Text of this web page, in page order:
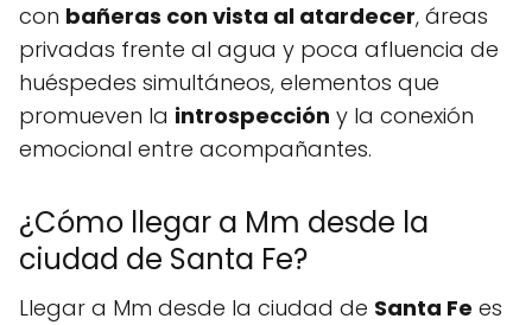
con bañeras con vista al atardecer, áreas
privadas frente al agua y poca afluencia de
huéspedes simultáneos, elementos que
promueven la introspección y la conexión
emocional entre acompañantes.
¿Cómo llegar a Mm desde la
ciudad de Santa Fe?
Llegar a Mm desde la ciudad de Santa Fe es